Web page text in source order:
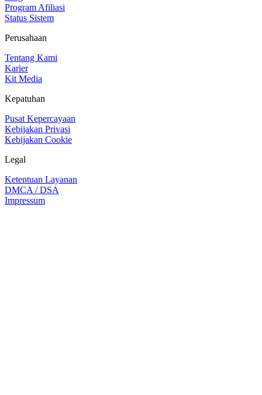
Program Afiliasi
Status Sistem
Perusahaan
Tentang Kami
Karier
Kit Media
Kepatuhan
Pusat Kepercayaan
Kebijakan Privasi
Kebijakan Cookie
Legal
Ketentuan Layanan
DMCA / DSA
Impressum